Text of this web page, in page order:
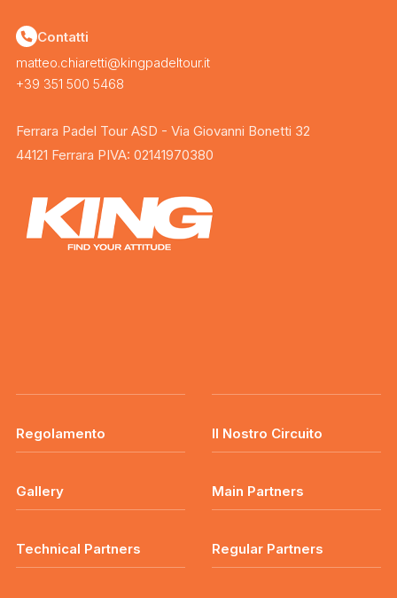
Contatti
matteo.chiaretti@kingpadeltour.it
+39 351 500 5468
Ferrara Padel Tour ASD - Via Giovanni Bonetti 32
44121 Ferrara PIVA: 02141970380
Regolamento Il Nostro Circuito
Gallery Main Partners
Technical Partners Regular Partners